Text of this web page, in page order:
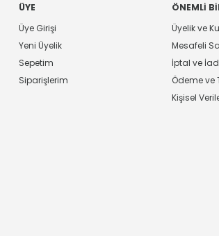
ÜYE
Üye Girişi
Yeni Üyelik
Sepetim
Siparişlerim
ÖNEMLI
Üyelik ve
Mesafeli
İptal ve
Ödeme ve
Kişisel